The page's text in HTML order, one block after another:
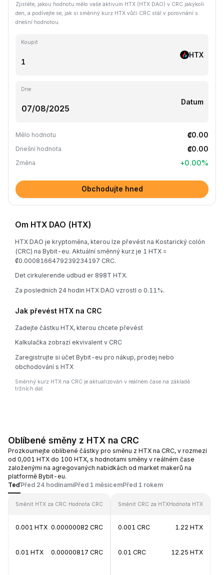
Zjistěte, jakou hodnotu mělo vaše aktivum HTX (HTX DAO) v CRC jakýkoli
den, a podívejte se, jak si směnný kurz HTX vůči CRC stál v porovnání s
dnešní hodnotou.
Koupit
HTX
Dne
Datum
Mělo hodnotu ₡0.00
Dnešní hodnota ₡0.00
Změna +0.00%
Obchodujte hned
Om HTX DAO (HTX)
HTX DAO je kryptoměna, kterou lze převést na Kostarický colón
(CRC) na Bybit-eu. Aktuální směnný kurz je 1 HTX =
₡0.0008166479239234197 CRC.
Det cirkulerende udbud er 898T HTX.
Za posledních 24 hodin HTX DAO vzrostl o 0.11%.
Jak převést HTX na CRC
Zadejte částku HTX, kterou chcete převést
Kalkulačka zobrazí ekvivalent v CRC
Zaregistrujte si účet Bybit-eu pro nákup, prodej nebo
obchodování s HTX
Směnný kurz HTX na CRC je aktualizován v reálném čase na základě
tržních dat.
Oblíbené směny z HTX na CRC
Prozkoumejte oblíbené částky pro směnu z HTX na CRC, v rozmezí
od 0,001 HTX do 100 HTX, s hodnotami směny v reálném čase
založenými na agregovaných nabídkách od market makerů na
platformě Bybit-eu.
TeďPřed 24 hodinamiPřed 1 měsícemPřed 1 rokem
Směnit HTX za CRC Hodnota CRC
0.001 HTX 0.00000082 CRC
0.01 HTX 0.00000817 CRC
Směnit CRC za HTXHodnota HTX
0.001 CRC 1.22 HTX
0.01 CRC 12.25 HTX